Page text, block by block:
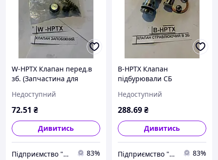
W-HPTX Клапан перед.в
зб. (Запчастина для
HP-20, HP-25, HP-30, TX-20,
TX-25, TX-30)
Недоступний
72.51 ₴
Дивитись
Підприємство "Стандарт" 83%
B-HPTX Клапан
підбурювали СБ
гідравлічної візки Hu-lift
HP-20, HP-25, HP-30, TX-20,
Недоступний
288.69₴
Дивитись
Підприємство "Стандарт" 83%